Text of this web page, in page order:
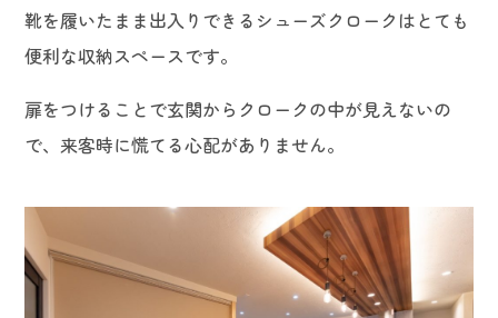
靴を履いたまま出入りできるシューズクロークはとても
便利な収納スペースです。
扉をつけることで玄関からクロークの中が見えないの
で、来客時に慌てる心配がありません。